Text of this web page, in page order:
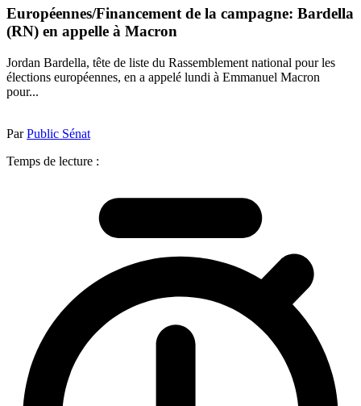
Européennes/Financement de la campagne: Bardella
(RN) en appelle à Macron
Jordan Bardella, tête de liste du Rassemblement national pour les
élections européennes, en a appelé lundi à Emmanuel Macron
pour...
ParPublic Sénat
Temps de lecture :